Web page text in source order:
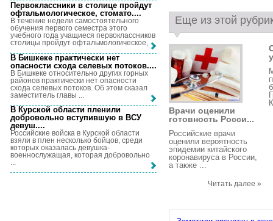
Еще из этой
Врачи оценили
готовность Росси...
Российские врачи
оценили вероятность
эпидемии китайского
коронавируса в России,
а также ...
Читать далее »
Первоклассники в столице пройдут
офтальмологическое, стомато....
В течение недели самостоятельного
обучения первого семестра этого
учебного года учащиеся первоклассников
столицы пройдут офтальмологическое, ...
В Бишкеке практически нет
опасности схода селевых потоков....
В Бишкеке относительно других горных
районов практически нет опасности
схода селевых потоков. Об этом сказал
заместитель главы ...
В Курской области пленили
добровольно вступившую в ВСУ
девуш....
Российские войска в Курской области
взяли в плен несколько бойцов, среди
которых оказалась девушка-
военнослужащая, которая добровольно
...